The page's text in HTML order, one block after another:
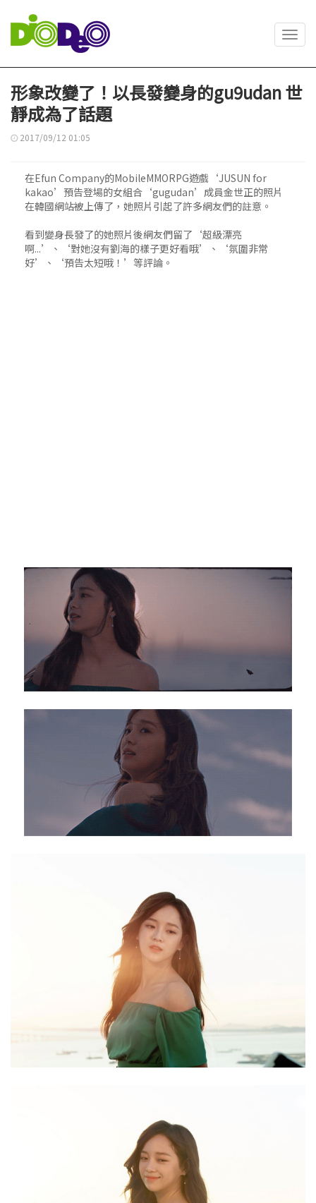
形象改變了！以長發變身的gu9udan 世
靜成為了話題
2017/09/12 01:05
在Efun Company的MobileMMORPG遊戲‘JUSUN for
kakao’預告登場的女組合‘gugudan’成員金世正的照片
在韓國網站被上傳了，她照片引起了許多網友們的註意。
看到變身長發了的她照片後網友們留了‘超級漂亮
啊...’、‘對她沒有劉海的樣子更好看哦’、‘氛圍非常
好’、‘預告太短哦！’等評論。